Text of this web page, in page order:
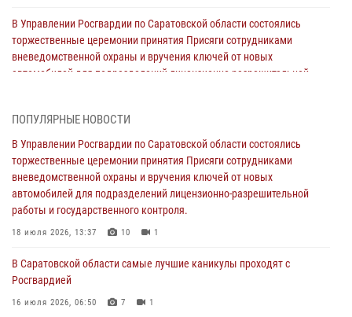
В Управлении Росгвардии по Саратовской области состоялись
торжественные церемонии принятия Присяги сотрудниками
вневедомственной охраны и вручения ключей от новых
автомобилей для подразделений лицензионно-разрешительной
В Саратовской области самые лучшие каникулы проходят с
Росгвардией
16 июля 2026, 06:50 7 1
В Саратове сотрудники Росгвардии первыми пришли на помощь к
женщине, попавшей в ДТП из-за возникшего сердечного приступа
В Саратове продолжается масштабная ведомственная акция
"Каникулы с Росгвардией"
ПОПУЛЯРНЫЕ НОВОСТИ
В Управлении Росгвардии по Саратовской области состоялись
торжественные церемонии принятия Присяги сотрудниками
вневедомственной охраны и вручения ключей от новых
автомобилей для подразделений лицензионно-разрешительной
работы и государственного контроля.
18 июля 2026, 13:37 10 1
В Саратовской области самые лучшие каникулы проходят с
Росгвардией
16 июля 2026, 06:50 7 1